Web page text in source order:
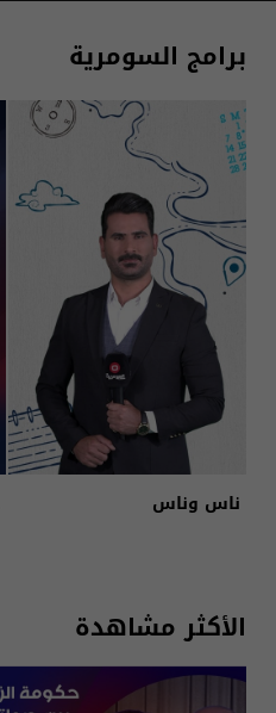
برامج السومرية
ناس وناس
الأكثر مشاهدة